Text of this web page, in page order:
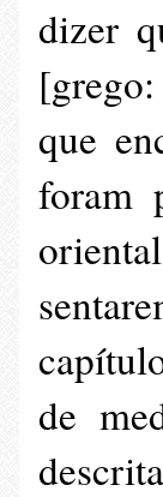
dizer
[grego:
que
foram
de